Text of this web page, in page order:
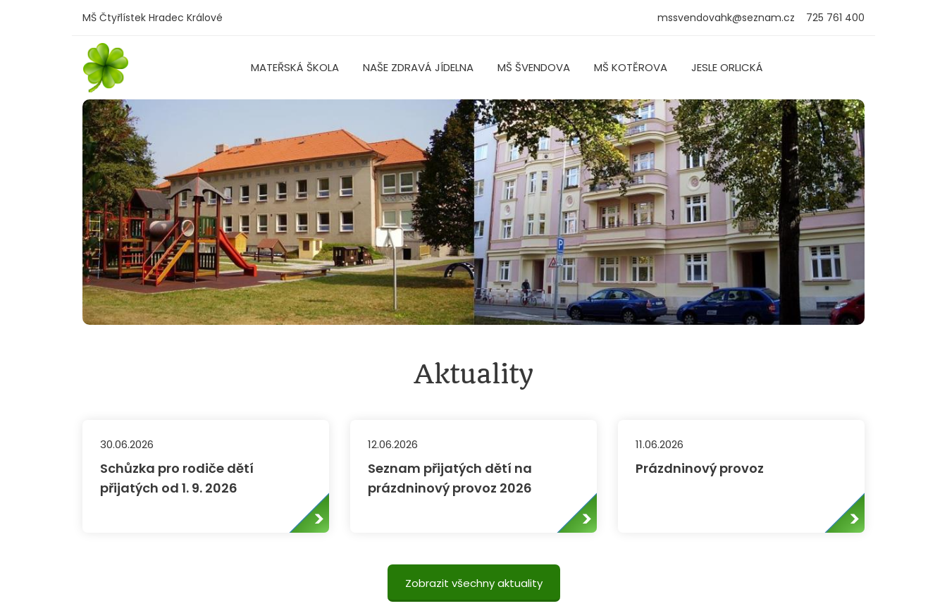
MŠ Čtyřlístek Hradec Králové mssvendovahk@seznam.cz 725 761 400
MATEŘSKÁ ŠKOLA NAŠE ZDRAVÁ JÍDELNA MŠ ŠVENDOVA MŠ KOTĚROVA JESLE ORLICKÁ
Aktuality
30.06.2026
Schůzka pro rodiče dětí
přijatých od 1. 9. 2026
12.06.2026
Seznam přijatých dětí na
prázdninový provoz 2026
11.06.2026
Prázdninový provoz
Zobrazit všechny aktuality